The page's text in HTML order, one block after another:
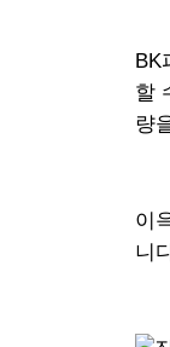
BK
할
량
이
니